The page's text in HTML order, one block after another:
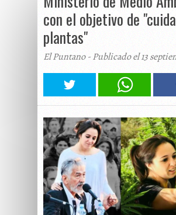
con el objetivo de
plantas"
El Puntano - Publicado el 13